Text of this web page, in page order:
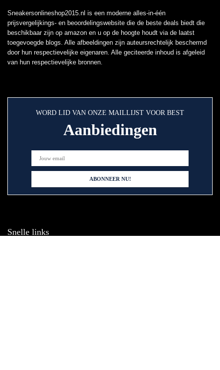
Sneakersonlineshop2015.nl is een moderne alles-in-één
prijsvergelijkings- en beoordelingswebsite die de beste deals biedt die
beschikbaar zijn op amazon en u op de hoogte houdt via de laatst
toegevoegde blogs. Alle afbeeldingen zijn auteursrechtelijk beschermd
door hun respectievelijke eigenaren. Alle geciteerde inhoud is afgeleid
van hun respectievelijke bronnen.
WORD LID VAN ONZE MAILLIJST VOOR BEST
Aanbiedingen
Snelle links